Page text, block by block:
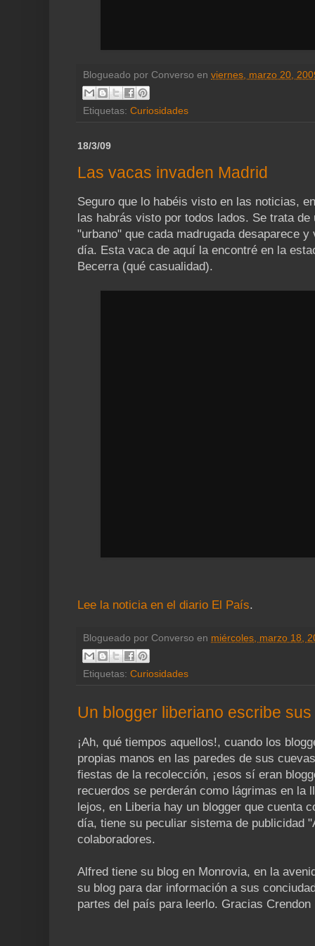
Blogueado por Converso en viernes, marzo 20,
Etiquetas: Curiosidades
18/3/09
Las vacas invaden Madrid
Seguro que lo habéis visto en las noticias,
las habrás visto por todos lados. Se trata de
"urbano" que cada madrugada desaparece
día. Esta vaca de aquí la encontré en la
Becerra (qué casualidad).
Lee la noticia en el diario El País.
Blogueado por Converso en miércoles, marzo 18,
Etiquetas: Curiosidades
Un blogger liberiano escribe
¡Ah, qué tiempos aquellos!, cuando los
propias manos en las paredes de sus
fiestas de la recolección, ¡esos sí eran
recuerdos se perderán como lágrimas en la
lejos, en Liberia hay un blogger que cuenta
día, tiene su peculiar sistema de publicidad
colaboradores.
Alfred tiene su blog en Monrovia, en la
su blog para dar información a sus
partes del país para leerlo. Gracias